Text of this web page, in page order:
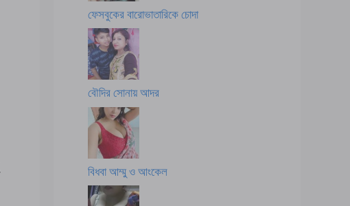
ফেসবুকের বারোভাতারিকে চোদা
বৌদির সোনায় আদর
বিধবা আম্মু ও আংকেল